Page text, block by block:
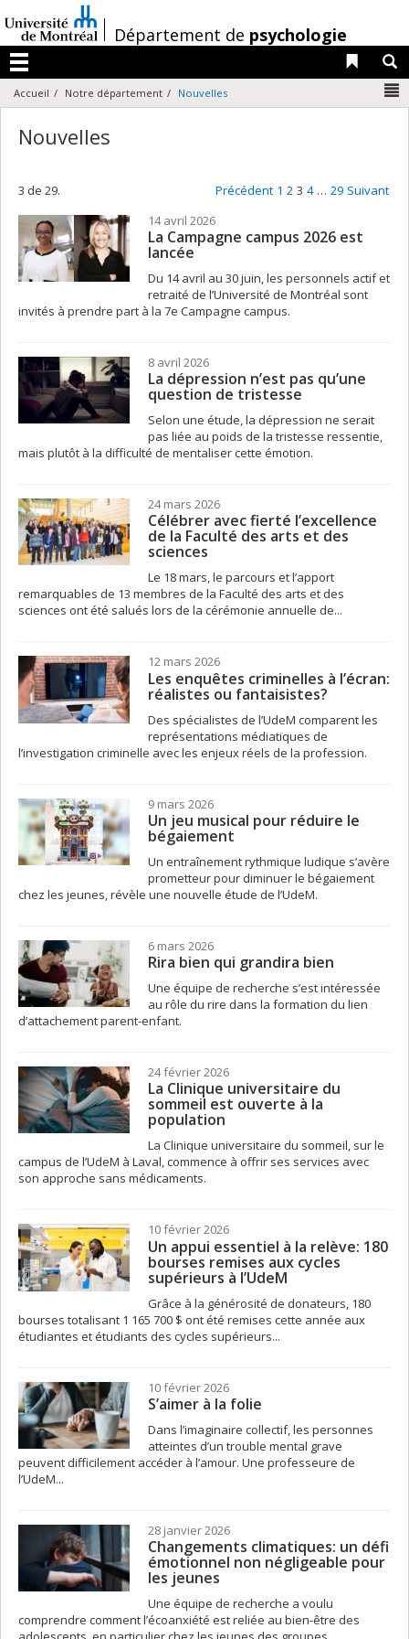
au
contenu
/Département de psychologie
Menu
Liens
Accueil Notre département Nouvelles
Nouvelles
3 de 29. Précédent 1 2 3 4 … 29 Suivant
14 avril 2026
La Campagne campus 2026 est
lancée
Du 14 avril au 30 juin, les personnels actif et
retraité de l’Université de Montréal sont
invités à prendre part à la 7e Campagne campus.
8 avril 2026
La dépression n’est pas qu’une
question de tristesse
Selon une étude, la dépression ne serait
pas liée au poids de la tristesse ressentie,
mais plutôt à la difficulté de mentaliser cette émotion.
24 mars 2026
Célébrer avec fierté l’excellence
de la Faculté des arts et des
sciences
Le 18 mars, le parcours et l’apport
remarquables de 13 membres de la Faculté des arts et des
sciences ont été salués lors de la cérémonie annuelle de...
12 mars 2026
Les enquêtes criminelles à l’écran:
réalistes ou fantaisistes?
Des spécialistes de l’UdeM comparent les
représentations médiatiques de
l’investigation criminelle avec les enjeux réels de la profession.
9 mars 2026
Un jeu musical pour réduire le
bégaiement
Un entraînement rythmique ludique s’avère
prometteur pour diminuer le bégaiement
chez les jeunes, révèle une nouvelle étude de l’UdeM.
6 mars 2026
Rira bien qui grandira bien
Une équipe de recherche s’est intéressée
au rôle du rire dans la formation du lien
d’attachement parent-enfant.
24 février 2026
La Clinique universitaire du
sommeil est ouverte à la
population
La Clinique universitaire du sommeil, sur le
campus de l’UdeM à Laval, commence à offrir ses services avec
son approche sans médicaments.
10 février 2026
Un appui essentiel à la relève: 180
bourses remises aux cycles
supérieurs à l’UdeM
Grâce à la générosité de donateurs, 180
bourses totalisant 1 165 700 $ ont été remises cette année aux
étudiantes et étudiants des cycles supérieurs...
10 février 2026
S’aimer à la folie
Dans l’imaginaire collectif, les personnes
atteintes d’un trouble mental grave
peuvent difficilement accéder à l’amour. Une professeure de
l’UdeM...
28 janvier 2026
Changements climatiques: un défi
émotionnel non négligeable pour
les jeunes
Une équipe de recherche a voulu
comprendre comment l’écoanxiété est reliée au bien-être des